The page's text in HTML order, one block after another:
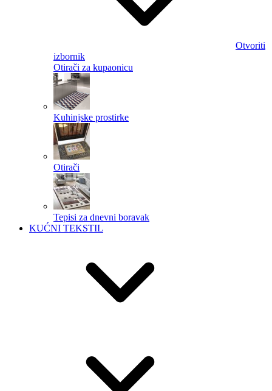
Otvoriti
izbornik
Otirači za kupaonicu
Kuhinjske prostirke
Otirači
Tepisi za dnevni boravak
KUĆNI TEKSTIL